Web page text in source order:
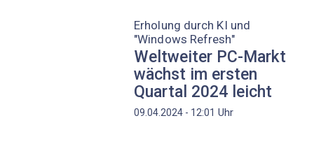
Erholung durch KI und
"Windows Refresh"
Weltweiter PC-Markt
wächst im ersten
Quartal 2024 leicht
09.04.2024 - 12:01 Uhr